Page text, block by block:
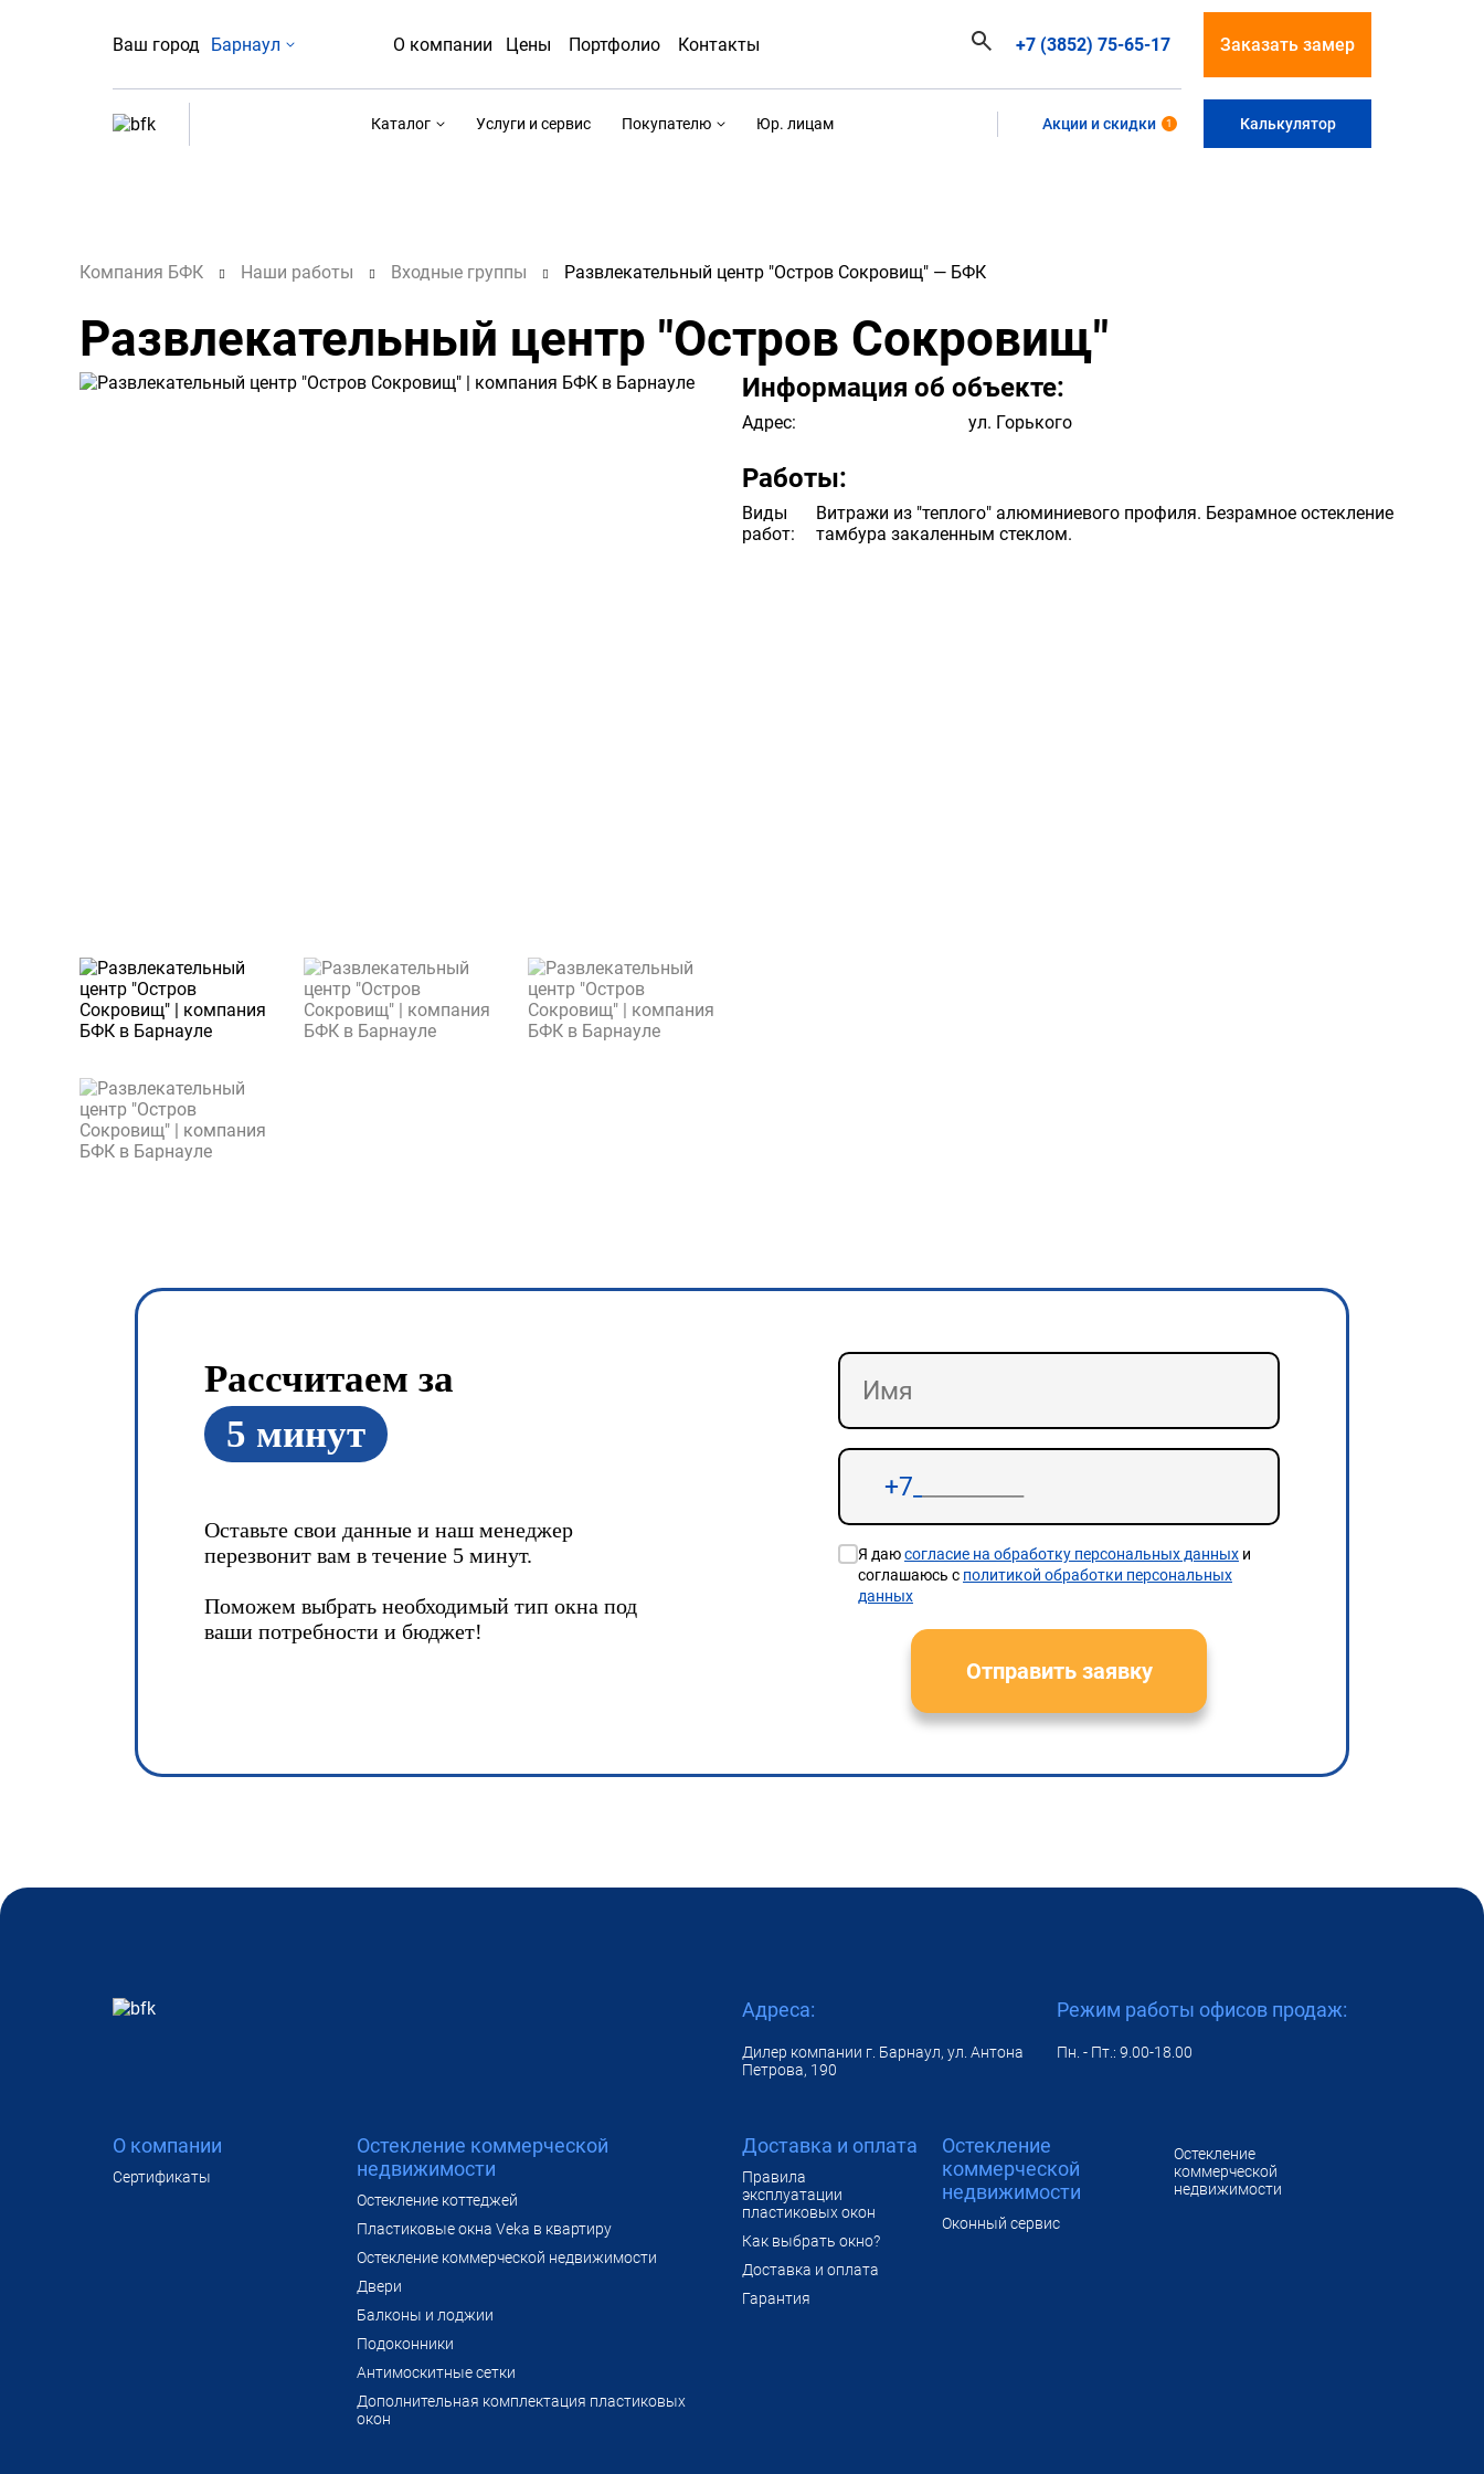
Ваш город Барнаул О компании Цены Портфолио Контакты +7 (3852) 75-65-17 Заказать замер
Каталог Услуги и сервис Покупателю Юр. лицам Акции и скидки 1 Калькулятор
Компания БФК Наши работы Входные группы Развлекательный центр "Остров Сокровищ" — БФК
Развлекательный центр "Остров Сокровищ"
Информация об объекте:
Адрес: ул. Горького
Работы:
Виды
работ:
Витражи из "теплого" алюминиевого профиля. Безрамное остекление
тамбура закаленным стеклом.
Рассчитаем за
5 минут
Оставьте свои данные и наш менеджер
перезвонит вам в течение 5 минут.
Поможем выбрать необходимый тип окна под
ваши потребности и бюджет!
Я даюсогласие на обработку персональных данных и
соглашаюсь с политикой обработки персональных
данных
Отправить заявку
Адреса:
Дилер компании г. Барнаул, ул. Антона
Петрова, 190
Режим работы офисов продаж:
Пн. - Пт.: 9.00-18.00
О компании
Сертификаты
Остекление коммерческой
недвижимости
Остекление коттеджей
Пластиковые окна Veka в квартиру
Остекление коммерческой недвижимости
Двери
Балконы и лоджии
Подоконники
Антимоскитные сетки
Дополнительная комплектация пластиковых
окон
Доставка и оплата
Правила
эксплуатации
пластиковых окон
Как выбрать окно?
Доставка и оплата
Гарантия
Остекление
коммерческой
недвижимости
Оконный сервис
Остекление
коммерческой
недвижимости